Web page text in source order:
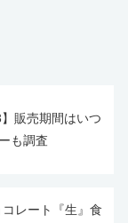
販売期間はいつ
も調査
コレート『生』食